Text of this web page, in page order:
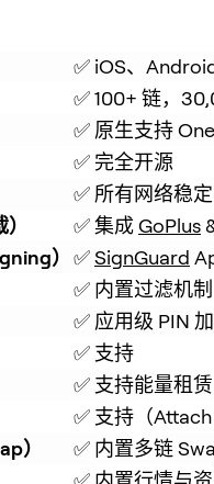
✅ iOS、
✅ 100+ 链，
✅ 原生支持
✅ 完全开源
✅ 所有网络稳
✅ 集成 GoPlus
） ✅ SignGuard
✅ 内置过滤机制
✅ 应用级 PIN
✅ 支持
✅ 支持能量租
✅ 支持（Attach
）
✅ 内置多链